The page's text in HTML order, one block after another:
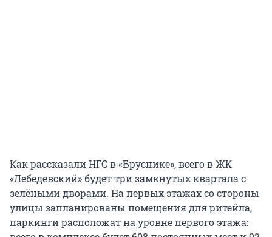
Как рассказали НГС в «Бруснике», всего в ЖК
«Лебедевский» будет три замкнутых квартала с
зелёными дворами. На первых этажах со стороны
улицы запланированы помещения для ритейла,
паркинги расположат на уровне первого этажа: